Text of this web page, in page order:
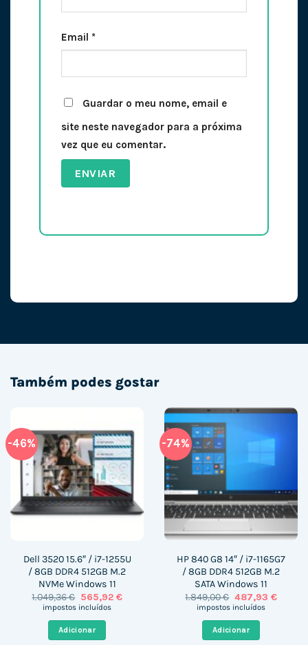
Email *
Guardar o meu nome, email e
site neste navegador para a próxima
vez que eu comentar.
Também podes gostar
-46%
Dell 3520 15.6″ / i7-1255U
/ 8GB DDR4 512GB M.2
NVMe Windows 11
1.049,36€ O
preço
1.049,36 €.
565,92 €O
impostos incluídos
Adicionar
-74%
HP 840 G8 14″ / i7-1165G7
/ 8GB DDR4 512GB M.2
SATA Windows 11
1.849,00€ O
preço
1.849,00 €.
487,93 €O
impostos incluídos
Adicionar